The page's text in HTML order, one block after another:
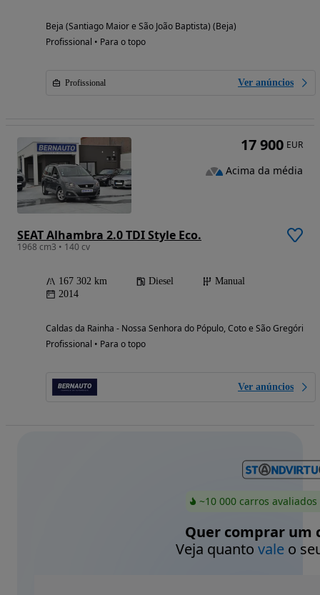
Beja (Santiago Maior e São João Baptista) (Beja)
Profissional • Para o topo
Profissional Ver anúncios
SEAT Alhambra 2.0 TDI Style Eco.
1968 cm3 • 140 cv
167 302 km Diesel
Manual
2014
Caldas da Rainha - Nossa Senhora do Pópulo, Coto e São Gregório
Profissional • Para o topo
Ver anúncios
17 900 EUR
Acima da média
~10 000 carros
Quer comprar um
Veja quanto valeo